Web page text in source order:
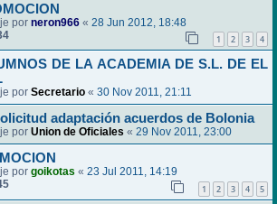
por neron966 « 28 Jun 2012, 18:48
1 2 3 4
DE LA ACADEMIA DE S.L. DE EL
por Secretario « 30 Nov 2011, 21:11
adaptación acuerdos de Bolonia
por Union de Oficiales « 29 Nov 2011, 23:00
por goikotas « 23 Jul 2011, 14:19
1 2 3 4 5